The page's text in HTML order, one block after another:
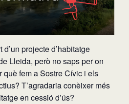
d’un projecte d’habitatge
Lleida, però no saps per on
què fem a Sostre Cívic i els
T’agradaria conèixer més
en cessió d’ús?